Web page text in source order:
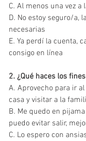
C. Al menos una vez a
D. No estoy seguro/a,
necesarias
E. Ya perdí la cuenta,
consigo en línea
2. ¿Qué haces los
A. Aprovecho para ir
casa y visitar a la
B. Me quedo en
puedo evitar salir,
C. Lo espero con